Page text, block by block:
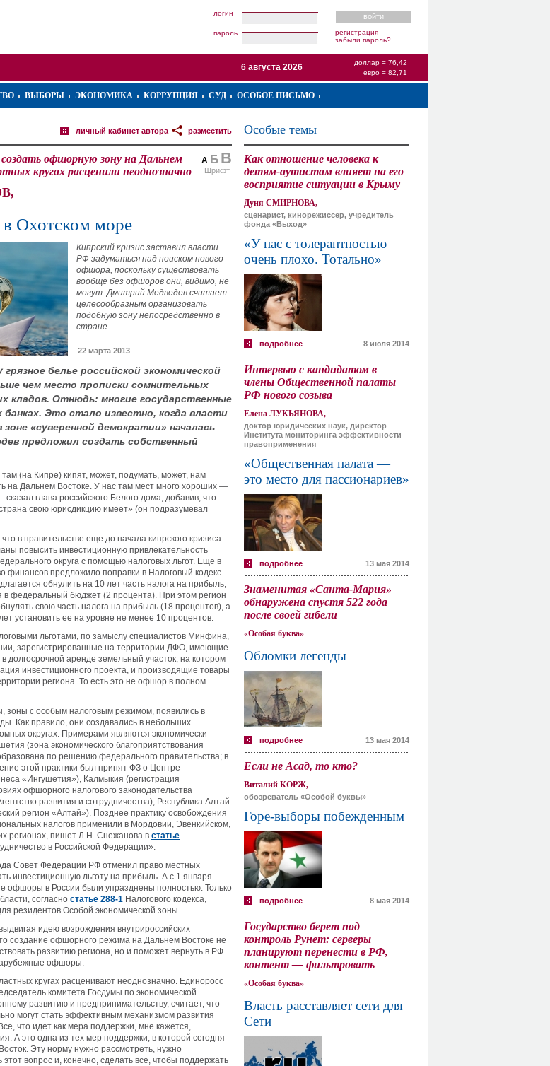
логин
пароль
регистрация
забыли пароль?
доллар = 76,42
евро = 82,71
6 августа 2026
ВЫБОРЫ ЭКОНОМИКА КОРРУПЦИЯ СУД ОСОБОЕ ПИСЬМО
разместить
личный кабинет автора
А Б В
Шрифт
офшорную зону на Дальнем
кругах расценили неоднозначно
Охотском море
Кипрский кризис заставил власти
РФ задуматься над поиском нового
офшора, поскольку существовать
вообще без офшоров они, видимо, не
могут. Дмитрий Медведев считает
целесообразным организовать
подобную зону непосредственно в
стране.
22 марта 2013
белье российской экономической
чем место прописки сомнительных
кладов. Отнюдь: многие государственные
Это стало известно, когда власти
«суверенной демократии» началась
предложил создать собственный
там (на Кипре) кипят, может, подумать, может, нам
на Дальнем Востоке. У нас там мест много хороших —
глава российского Белого дома, добавив, что
свою юрисдикцию имеет» (он подразумевал
в правительстве еще до начала кипрского кризиса
повысить инвестиционную привлекательность
округа с помощью налоговых льгот. Еще в
финансов предложило поправки в Налоговый кодекс
обнулить на 10 лет часть налога на прибыль,
в федеральный бюджет (2 процента). При этом регион
свою часть налога на прибыль (18 процентов), а
установить ее на уровне не менее 10 процентов.
льготами, по замыслу специалистов Минфина,
зарегистрированные на территории ДФО, имеющие
долгосрочной аренде земельный участок, на котором
инвестиционного проекта, и производящие товары
региона. То есть это не офшор в полном
зоны с особым налоговым режимом, появились в
Как правило, они создавались в небольших
округах. Примерами являются экономически
(зона экономического благоприятствования
по решению федерального правительства; в
этой практики был принят ФЗ о Центре
«Ингушетия»), Калмыкия (регистрация
офшорного налогового законодательства
развития и сотрудничества), Республика Алтай
регион «Алтай»). Позднее практику освобождения
налогов применили в Мордовии, Эвенкийском,
регионах, пишет Л.Н. Снежанова в статье
в Российской Федерации».
Совет Федерации РФ отменил право местных
инвестиционную льготу на прибыль. А с 1 января
офшоры в России были упразднены полностью. Только
согласно статье 288-1 Налогового кодекса,
резидентов Особой экономической зоны.
идею возрождения внутрироссийских
создание офшорного режима на Дальнем Востоке не
развитию региона, но и поможет вернуть в РФ
офшоры.
кругах расценивают неоднозначно. Единоросс
комитета Госдумы по экономической
развитию и предпринимательству, считает, что
могут стать эффективным механизмом развития
что идет как мера поддержки, мне кажется,
А это одна из тех мер поддержки, в которой сегодня
Эту норму нужно рассмотреть, нужно
этот вопрос и, конечно, сделать все, чтобы поддержать
Особые темы
Как отношение человека к
детям-аутистам влияет на его
восприятие ситуации в Крыму
Дуня СМИРНОВА,
сценарист, кинорежиссер, учредитель
фонда «Выход»
«У нас с толерантностью
очень плохо. Тотально»
подробнее 8 июля 2014
Интервью с кандидатом в
члены Общественной палаты
РФ нового созыва
Елена ЛУКЬЯНОВА,
доктор юридических наук, директор
Института мониторинга эффективности
правоприменения
«Общественная палата —
это место для пассионариев»
подробнее 13 мая 2014
Знаменитая «Санта-Мария»
обнаружена спустя 522 года
после своей гибели
«Особая буква»
Обломки легенды
подробнее 13 мая 2014
Если не Асад, то кто?
Виталий КОРЖ,
обозреватель «Особой буквы»
Горе-выборы побежденным
подробнее 8 мая 2014
Государство берет под
контроль Рунет: серверы
планируют перенести в РФ,
контент — фильтровать
«Особая буква»
Власть расставляет сети для
Сети